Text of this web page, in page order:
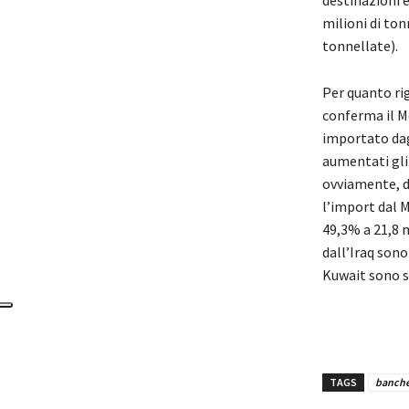
milioni di
tonnellate).
Per quanto
conferma il
importato
aumentati
ovviamente,
l’import dal
49,3% a
dall’Iraq
Kuwait sono
TAGS